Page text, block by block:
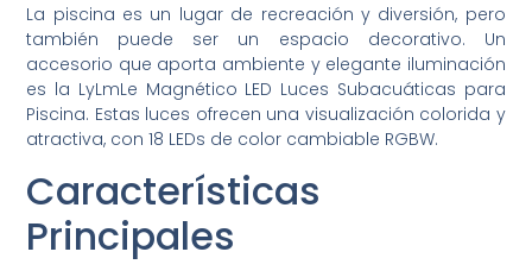
La piscina es un lugar de recreación y diversión, pero
también puede ser un espacio decorativo. Un
accesorio que aporta ambiente y elegante iluminación
es la LyLmLe Magnético LED Luces Subacuáticas para
Piscina. Estas luces ofrecen una visualización colorida y
atractiva, con 18 LEDs de color cambiable RGBW.
Características
Principales